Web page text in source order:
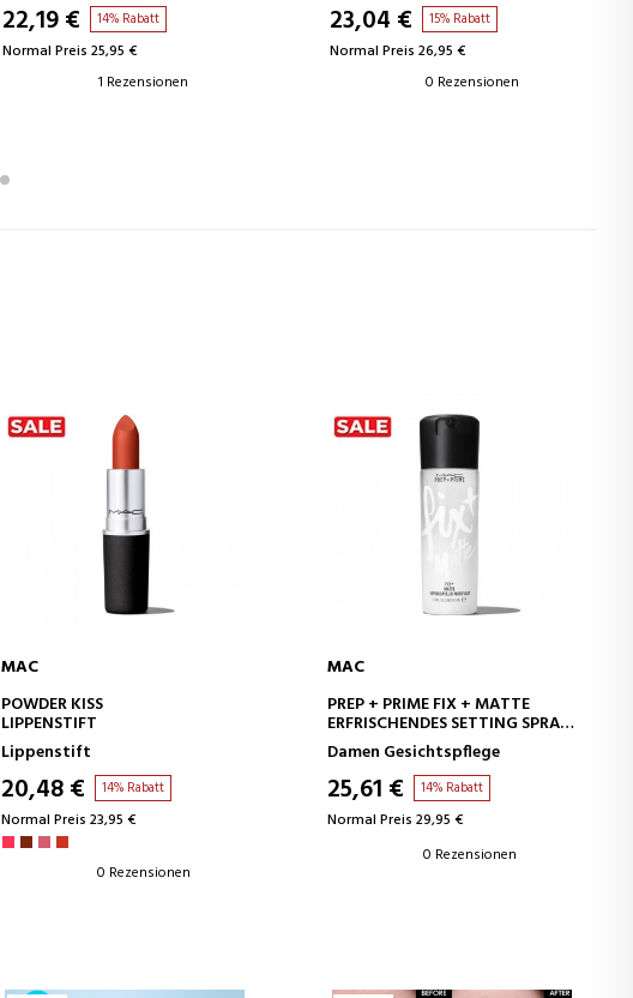
22,19 € 14% Rabatt
Normal Preis 25,95 €
1 Rezensionen
RETEXTURIERT
23,04 € 15% Rabatt
Normal Preis 26,95 €
0 Rezensionen
IN DEN WARENKORB
MAC
POWDER KISS
LIPPENSTIFT
Lippenstift
20,48 € 14% Rabatt
Normal Preis 23,95 €
0 Rezensionen
IN DEN WARENKORB
MAC
PREP + PRIME FIX + MATTE
ERFRISCHENDES SETTING SPRAY,
DAS SOFORT MATTIERT
Damen Gesichtspflege
25,61 € 14% Rabatt
Normal Preis 29,95 €
0 Rezensionen